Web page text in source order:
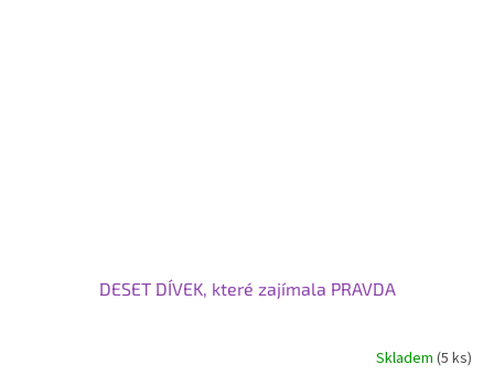
DESET DÍVEK, které zajímala PRAVDA
Skladem (5 ks)